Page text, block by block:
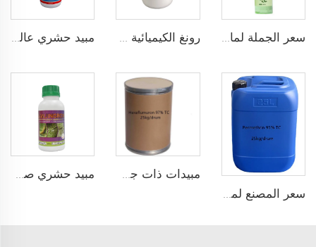
سعر الجملة لماء المرحاض فلوريدا معطر طارد للبعوض وجودة جيدة رونغ الكيميائية مبيد حشري بيفنثرين 2.5%SC لمكافحة الحشرات الخشبية بسعر المصنع مبيد حشري عالي الجودة 1% بيتا سيبرمترين + 6% بيريميفرس-ميثيل EW بسعر المصنع
مبيدات ذات جودة عالية هكسافلومورون حشرة النمل الأبيض 97% TC هكسافلومورون رقم الكاس 86479-06-3 مبيد حشري صحي عام للاستخدام الزراعي برمترين 10% ME مبيد حشري برمترين بسمية منخفضة